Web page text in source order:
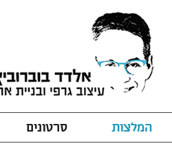
המלצות סרטונים